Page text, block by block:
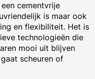
cementvrije
is maar ook
en flexibiliteit. Het is
technologieën die
mooi uit blijven
scheuren of